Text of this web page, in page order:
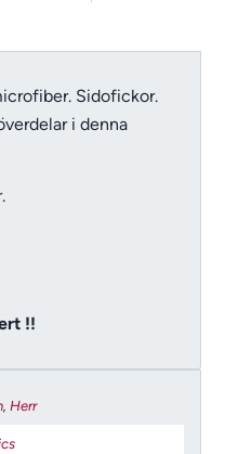
Sidofickor.
i denna
!!
, Herr